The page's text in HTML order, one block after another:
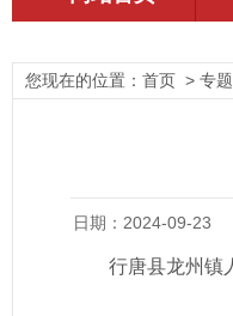
您现在的位置： 首页 > 专
日期：2024-09-23
行唐县龙州镇